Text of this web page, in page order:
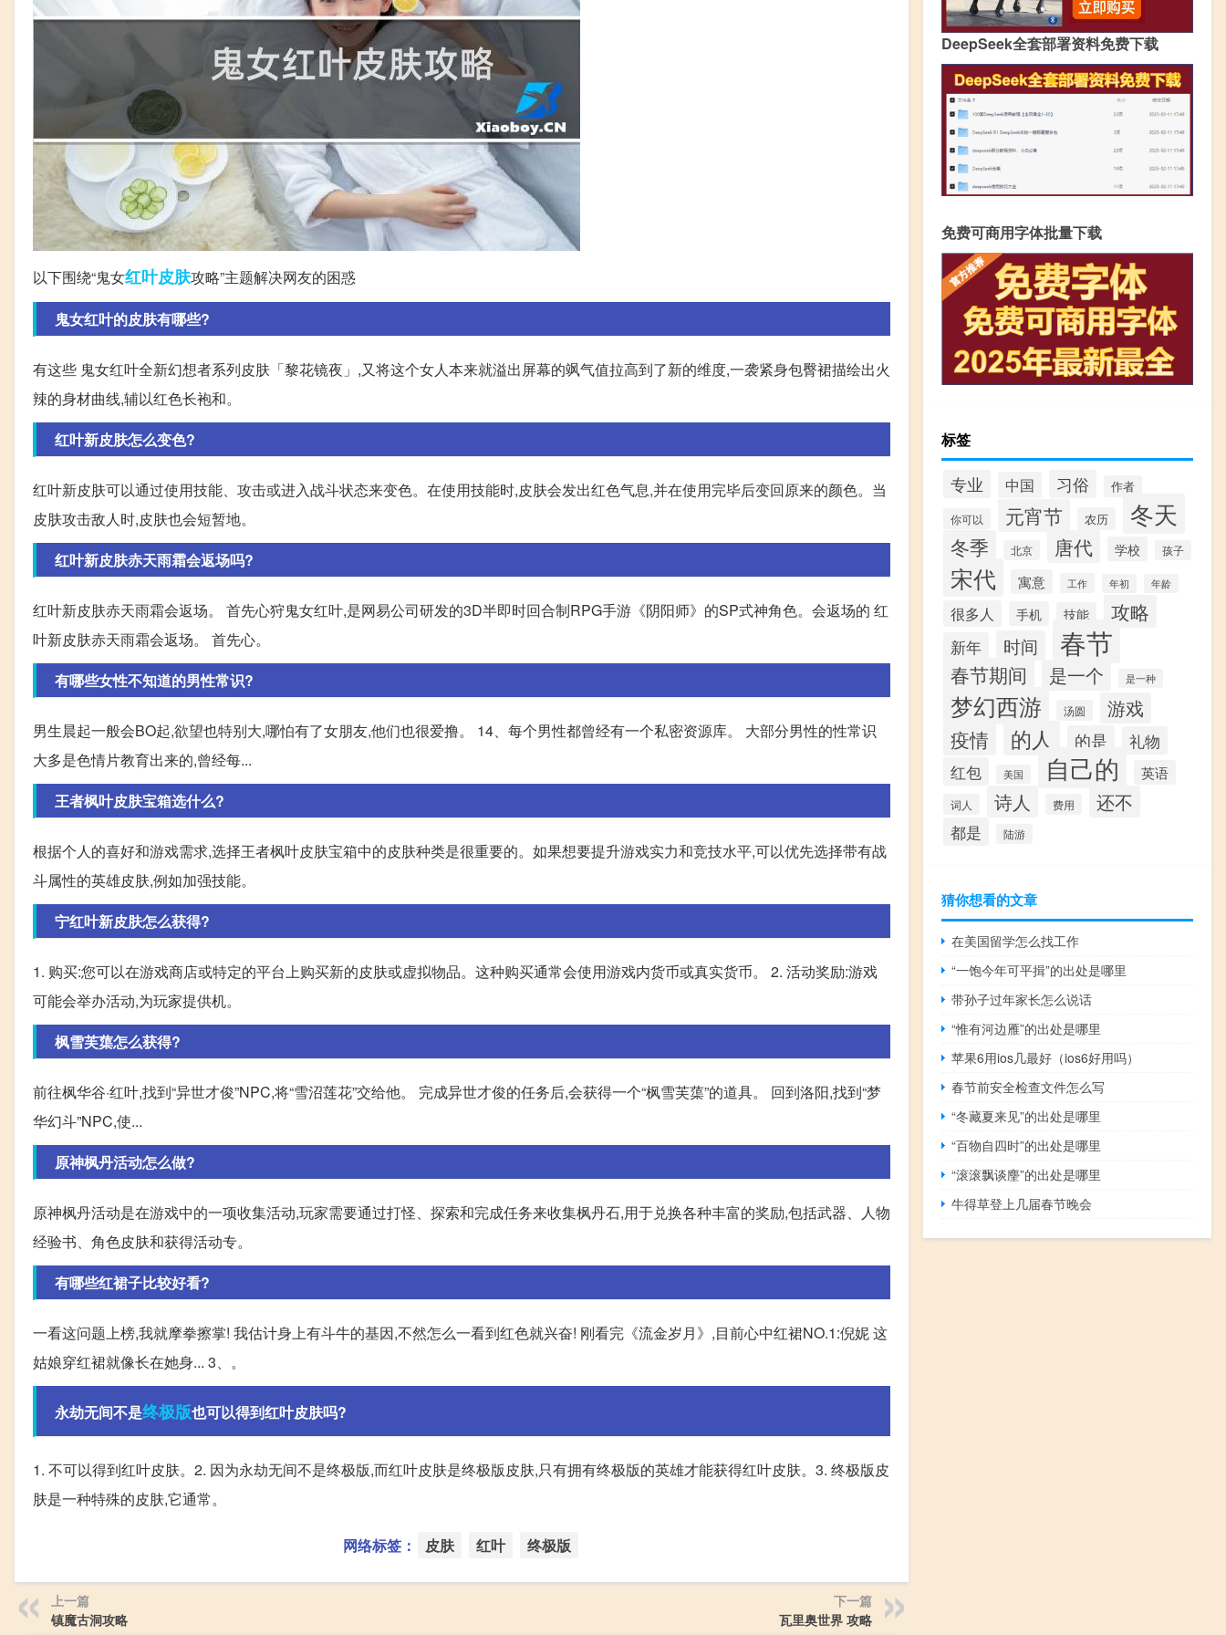
以下围绕“鬼女红叶皮肤攻略”主题解决网友的困惑
鬼女红叶的皮肤有哪些?
有这些 鬼女红叶全新幻想者系列皮肤「黎花镜夜」,又将这个女人本来就溢出屏幕的飒气值拉高到了新的维度,一袭紧身包臀裙描绘出火
辣的身材曲线,辅以红色长袍和。
红叶新皮肤怎么变色?
红叶新皮肤可以通过使用技能、攻击或进入战斗状态来变色。在使用技能时,皮肤会发出红色气息,并在使用完毕后变回原来的颜色。当
皮肤攻击敌人时,皮肤也会短暂地。
红叶新皮肤赤天雨霜会返场吗?
红叶新皮肤赤天雨霜会返场。 首先心狩鬼女红叶,是网易公司研发的3D半即时回合制RPG手游《阴阳师》的SP式神角色。会返场的 红
叶新皮肤赤天雨霜会返场。 首先心。
有哪些女性不知道的男性常识?
男生晨起一般会BO起,欲望也特别大,哪怕有了女朋友,他们也很爱撸。 14、每个男性都曾经有一个私密资源库。 大部分男性的性常识
大多是色情片教育出来的,曾经每...
王者枫叶皮肤宝箱选什么?
根据个人的喜好和游戏需求,选择王者枫叶皮肤宝箱中的皮肤种类是很重要的。如果想要提升游戏实力和竞技水平,可以优先选择带有战
斗属性的英雄皮肤,例如加强技能。
宁红叶新皮肤怎么获得?
1. 购买:您可以在游戏商店或特定的平台上购买新的皮肤或虚拟物品。这种购买通常会使用游戏内货币或真实货币。 2. 活动奖励:游戏
可能会举办活动,为玩家提供机。
枫雪芙蕖怎么获得?
前往枫华谷·红叶,找到“异世才俊”NPC,将“雪沼莲花”交给他。 完成异世才俊的任务后,会获得一个“枫雪芙蕖”的道具。 回到洛阳,找到“梦
华幻斗”NPC,使...
原神枫丹活动怎么做?
原神枫丹活动是在游戏中的一项收集活动,玩家需要通过打怪、探索和完成任务来收集枫丹石,用于兑换各种丰富的奖励,包括武器、人物
经验书、角色皮肤和获得活动专。
有哪些红裙子比较好看?
一看这问题上榜,我就摩拳擦掌! 我估计身上有斗牛的基因,不然怎么一看到红色就兴奋! 刚看完《流金岁月》,目前心中红裙NO.1:倪妮 这
姑娘穿红裙就像长在她身... 3、。
永劫无间不是终极版也可以得到红叶皮肤吗?
1. 不可以得到红叶皮肤。2. 因为永劫无间不是终极版,而红叶皮肤是终极版皮肤,只有拥有终极版的英雄才能获得红叶皮肤。3. 终极版皮
肤是一种特殊的皮肤,它通常。
网络标签： 皮肤 红叶 终极版
上一篇
镇魔古洞攻略
下一篇
瓦里奥世界 攻略
DeepSeek全套部署资料免费下载
免费可商用字体批量下载
标签
专业 中国 习俗 作者
你可以 元宵节 农历 冬天
冬季 北京 唐代 学校 孩子
宋代 寓意 工作 年初 年龄
很多人 手机 技能 攻略
新年 时间 春节
春节期间 是一个 是一种
梦幻西游 汤圆 游戏
疫情 的人 的是
礼物
红包
美国 自己的 英语
词人 诗人 费用 还不
都是 陆游
猜你想看的文章
在美国留学怎么找工作
“一饱今年可平揖”的出处是哪里
带孙子过年家长怎么说话
“惟有河边雁”的出处是哪里
苹果6用ios几最好（ios6好用吗）
春节前安全检查文件怎么写
“冬藏夏来见”的出处是哪里
“百物自四时”的出处是哪里
“滚滚飘谈麈”的出处是哪里
牛得草登上几届春节晚会